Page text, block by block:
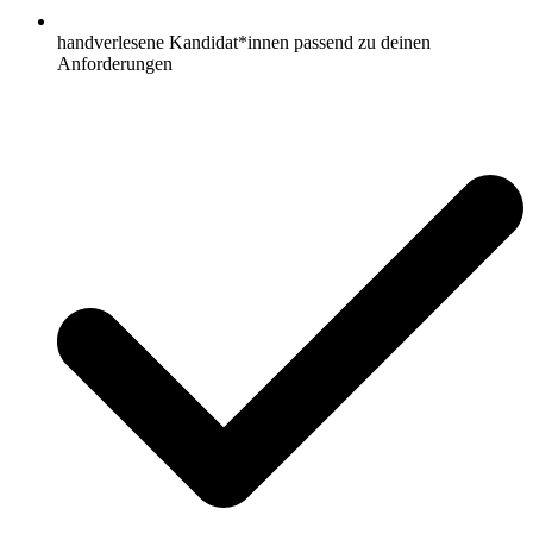
handverlesene Kandidat*innen passend zu deinen
Anforderungen